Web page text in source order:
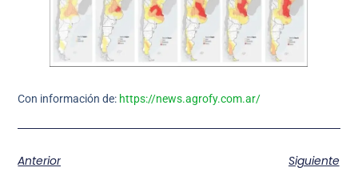
Con información de: https://news.agrofy.com.ar/
Anterior Siguiente